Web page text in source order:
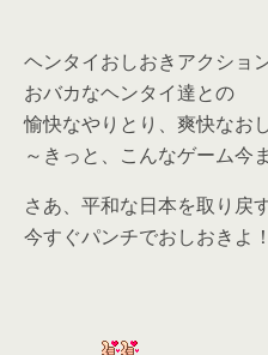
ヘンタイおしおきアクショ
おバカなヘンタイ達との
愉快なやりとり、爽快なお
～きっと、こんなゲーム今
さあ、平和な日本を取り戻す
今すぐパンチでおしおきよ